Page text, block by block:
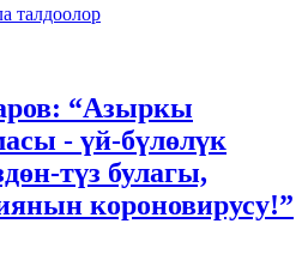
талдоолор
“Азыркы
- үй-бүлөлүк
түз булагы,
короновирусу!”